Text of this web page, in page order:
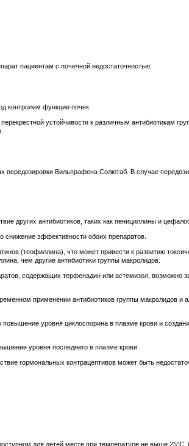
пациентам с почечной недостаточностью.
контролем функции почек.
устойчивости к различным антибиотикам
Вильпрафена Солютаб. В случае
других антибиотиков, таких как пенициллины и
эффективности обоих препаратов.
(теофиллина), что может привести к развитию
чем другие антибиотики группы макролидов.
содержащих терфенадин или астемизол, возможно
применении антибиотиков группы макролидов
уровня циклоспорина в плазме крови и
уровня последнего в плазме крови.
гормональных контрацептивов может быть
для детей месте при температуре не выше 25°C.